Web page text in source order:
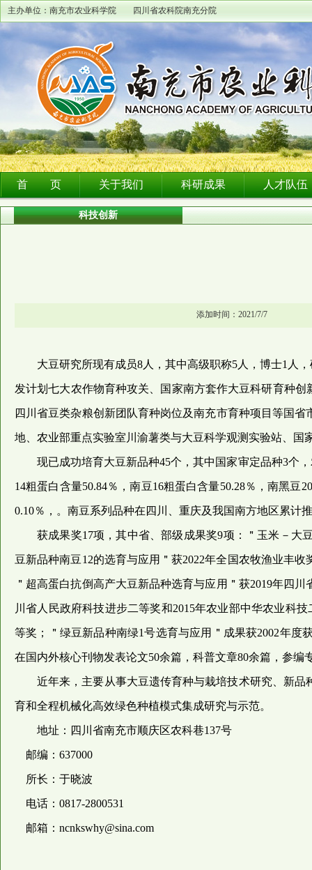
主办单位：南充市农业科学院 四川省农科院南充分院
首 页 关于我们 科研成果 人才队伍
科技创新
添加时间：2021/7/7
大豆研究所现有成员8人，其中高级职称5人，博士1人
发计划七大农作物育种攻关、国家南方套作大豆科研育种
四川省豆类杂粮创新团队育种岗位及南充市育种项目等国
地、农业部重点实验室川渝薯类与大豆科学观测实验站、
现已成功培育大豆新品种45个，其中国家审定品种3个
14粗蛋白含量50.84％，南豆16粗蛋白含量50.28％，南黑豆
0.10％，。南豆系列品种在四川、重庆及我国南方地区累计
获成果奖17项，其中省、部级成果奖9项：＂玉米－大
豆新品种南豆12的选育与应用＂获2022年全国农牧渔业丰
＂超高蛋白抗倒高产大豆新品种选育与应用＂获2019年四
川省人民政府科技进步二等奖和2015年农业部中华农业科
等奖；＂绿豆新品种南绿1号选育与应用＂成果获2002年
在国内外核心刊物发表论文50余篇，科普文章80余篇，参
近年来，主要从事大豆遗传育种与栽培技术研究、新
育和全程机械化高效绿色种植模式集成研究与示范。
地址：四川省南充市顺庆区农科巷137号
邮编：637000
所长：于晓波
电话：0817-2800531
邮箱：ncnkswhy@sina.com